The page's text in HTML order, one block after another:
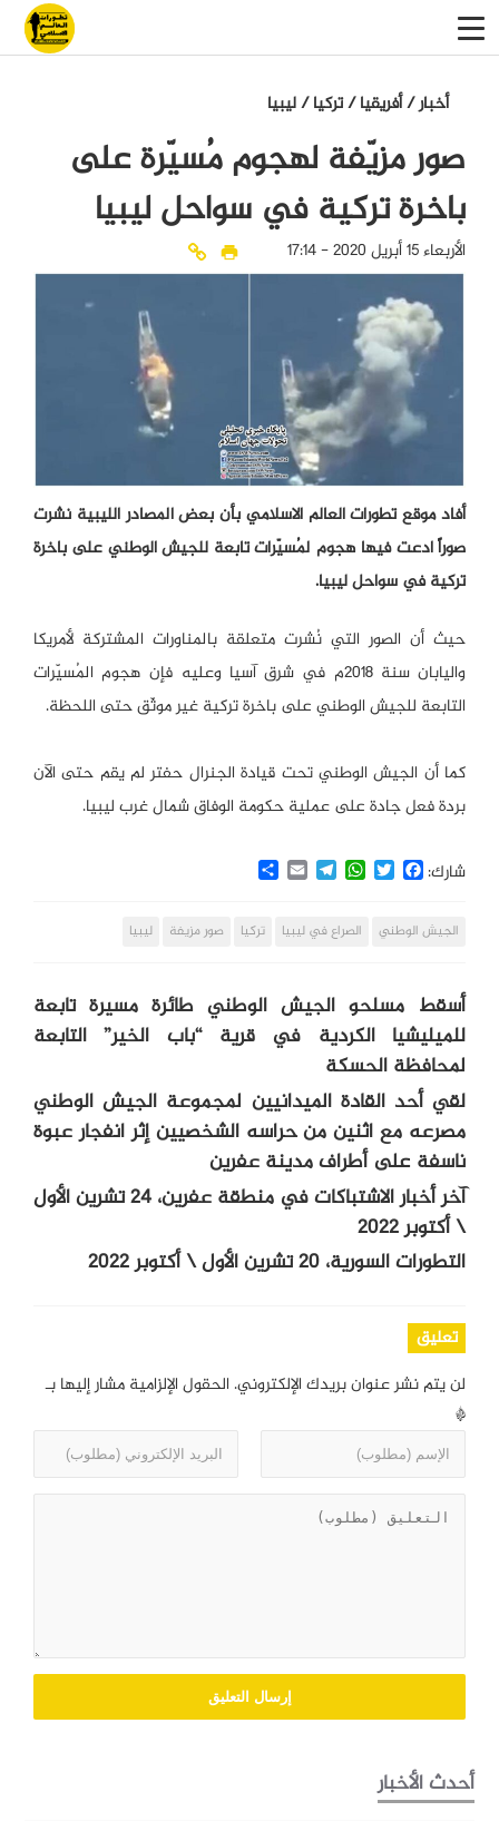
أخبار/أفريقيا/تركيا/ليبيا
صور مزيّفة لهجوم مُسيّرة على
باخرة تركية في سواحل ليبيا
الأربعاء 15 أبريل 2020 - 17:14
أفاد موقع تطورات العالم الاسلامي بأن بعض المصادر الليبية نشرت
صوراً ادعت فيها هجوم لمُسيّرات تابعة للجيش الوطني على باخرة
تركية في سواحل ليبيا.
حيث أن الصور التي نُشرت متعلقة بالمناورات المشتركة لأمريكا
واليابان سنة 2018م في شرق آسيا وعليه فإن هجوم المُسيّرات
التابعة للجيش الوطني على باخرة تركية غير موثّق حتى اللحظة.
كما أن الجيش الوطني تحت قيادة الجنرال حفتر لم يقم حتى الآن
بردة فعل جادة على عملية حكومة الوفاق شمال غرب ليبيا.
شارك: Facebook
Twitter
WhatsApp
Telegram
Email
Share
الجيش الوطني الصراع في ليبيا تركيا صور مزيفة ليبيا
أسقط مسلحو الجيش الوطني طائرة مسيرة تابعة
للميليشيا الكردية في قرية “باب الخير” التابعة
لمحافظة الحسكة
لقي أحد القادة الميدانيين لمجموعة الجيش الوطني
مصرعه مع اثنين من حراسه الشخصيين إثر انفجار عبوة
ناسفة على أطراف مدينة عفرين
آخر أخبار الاشتباكات في منطقة عفرين، 24 تشرين الأول
\ أكتوبر 2022
التطورات السورية، 20 تشرين الأول \ أكتوبر 2022
تعليق
لن يتم نشر عنوان بريدك الإلكتروني. الحقول الإلزامية مشار إليها بـ
*
أحدث الأخبار